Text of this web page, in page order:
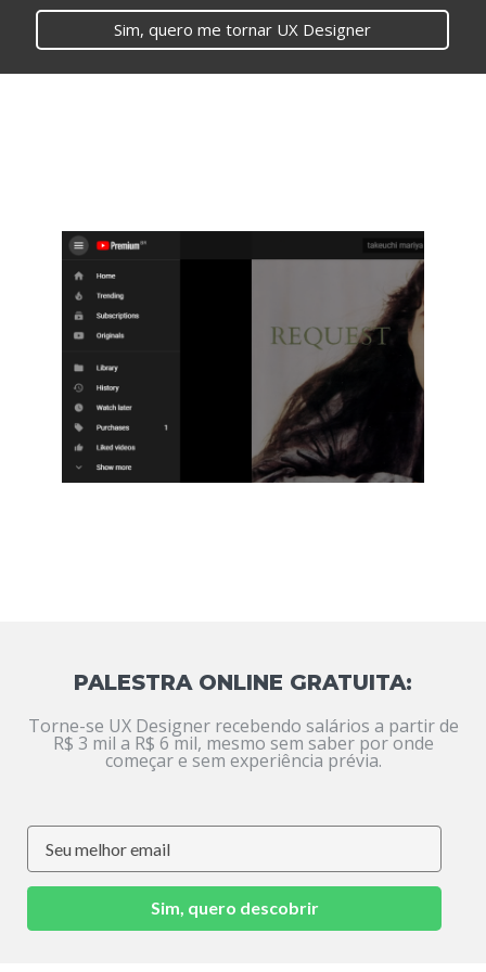
Sim, quero me tornar UX Designer
PALESTRA ONLINE GRATUITA:
Torne-se UX Designer recebendo salários a partir de
R$ 3 mil a R$ 6 mil, mesmo sem saber por onde
começar e sem experiência prévia.
Sim, quero descobrir